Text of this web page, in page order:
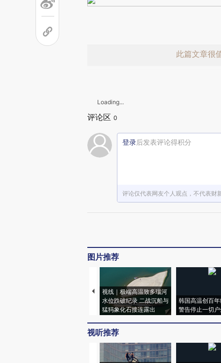
此篇文章很
Loading...
评论区 0
登录后发表评论得积分
评论仅代表网友个人观点，不代表财
图片推荐
视线｜极端高温致多瑙河
水位跌破纪录 二战沉船与
猛犸象化石接连露出
韩国高温创百
警告停止一切
视听推荐